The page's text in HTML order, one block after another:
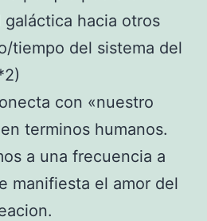
galáctica hacia otros
tiempo del sistema del
con «nuestro
terminos humanos.
a una frecuencia a
manifiesta el amor del